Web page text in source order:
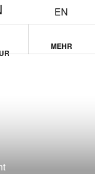
EN
MEHR